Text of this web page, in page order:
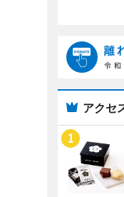
アクセ